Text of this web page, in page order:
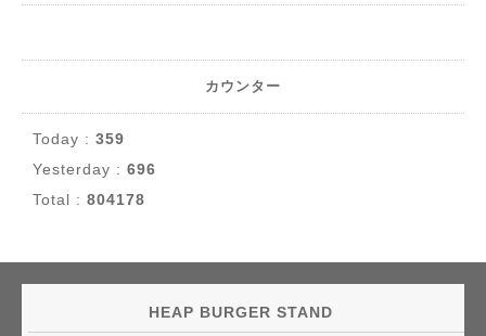
カウンター
Today : 359
Yesterday : 696
Total : 804178
HEAP BURGER STAND